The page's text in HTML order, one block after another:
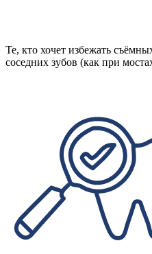
Те, кто хочет избежать
соседних зубов (как при